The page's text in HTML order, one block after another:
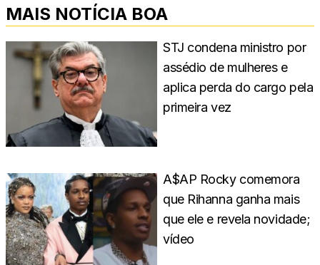
MAIS NOTÍCIA BOA
STJ condena ministro por
assédio de mulheres e
aplica perda do cargo pela
primeira vez
A$AP Rocky comemora
que Rihanna ganha mais
que ele e revela novidade;
vídeo